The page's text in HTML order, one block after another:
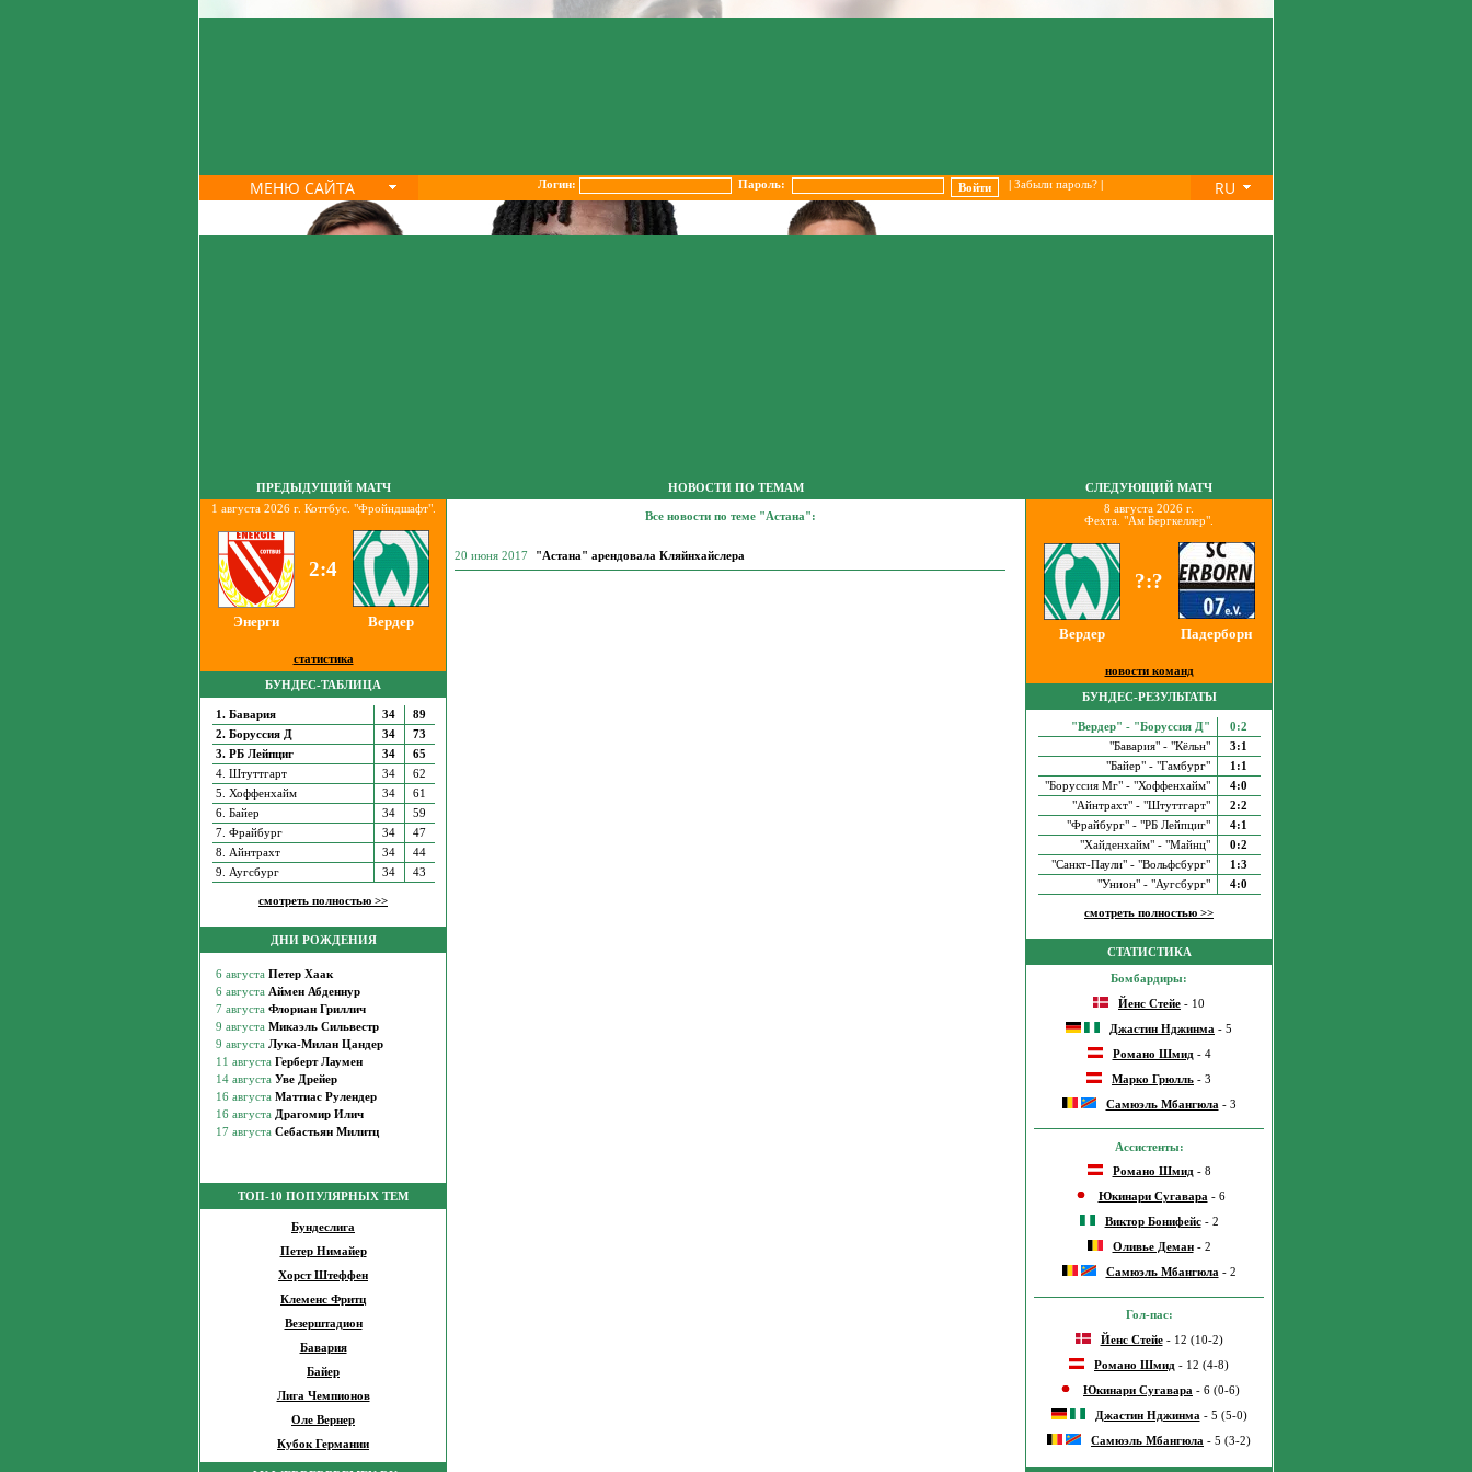
МЕНЮ САЙТА Логин: Пароль: Забыли пароль?| RU
ПРЕДЫДУЩИЙ МАТЧ
1 августа 2026 г. Коттбус. "Фройндшафт".
2:4
Энерги Вердер
статистика
БУНДЕС-ТАБЛИЦА
1. Бавария 34
89
2. Боруссия Д
34
73
3. РБ Лейпциг
34
65
4. Штуттгарт
34
62
5. Хоффенхайм
34
61
6. Байер
34
59
7. Фрайбург
34
47
8. Айнтрахт
34
44
9. Аугсбург
34 43
смотреть полностью >>
ДНИ РОЖДЕНИЯ
ТОП-10 ПОПУЛЯРНЫХ ТЕМ
Бундеслига
Петер Нимайер
Хорст Штеффен
Клеменс Фритц
Везерштадион
Бавария
Байер
Лига Чемпионов
Оле Вернер
Кубок Германии
НОВОСТИ ПО ТЕМАМ
Все новости по теме "Астана":
20 июня 2017 "Астана" арендовала Кляйнхайслера
СЛЕДУЮЩИЙ МАТЧ
8 августа 2026 г.
Фехта. "Ам Бергкеллер".
?:?
Вердер Падерборн
новости команд
БУНДЕС-РЕЗУЛЬТАТЫ
"Вердер" - "Боруссия Д"
0:2
"Бавария" - "Кёльн"
3:1
"Байер" - "Гамбург"
1:1
"Боруссия Мг" - "Хоффенхайм"
4:0
"Айнтрахт" - "Штуттгарт"
2:2
"Фрайбург" - "РБ Лейпциг"
4:1
"Хайденхайм" - "Майнц"
0:2
"Санкт-Паули" - "Вольфсбург"
1:3
"Унион" - "Аугсбург"
4:0
смотреть полностью >>
СТАТИСТИКА
Бомбардиры:
Йенс Стейе - 10
Джастин Нджинма - 5
Романо Шмид- 4
Марко Грюлль - 3
Самюэль Мбангюла - 3
Ассистенты:
Романо Шмид- 8
Юкинари Сугавара- 6
Виктор Бонифейс- 2
Оливье Деман- 2
Самюэль Мбангюла- 2
Гол-пас:
Йенс Стейе- 12 (10-2)
Романо Шмид - 12 (4-8)
Юкинари Сугавара - 6 (0-6)
Джастин Нджинма - 5 (5-0)
Самюэль Мбангюла - 5 (3-2)